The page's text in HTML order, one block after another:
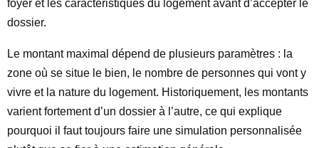
foyer et les caractéristiques du logement avant d’accepter le
dossier.
Le montant maximal dépend de plusieurs paramètres : la
zone où se situe le bien, le nombre de personnes qui vont y
vivre et la nature du logement. Historiquement, les montants
varient fortement d’un dossier à l’autre, ce qui explique
pourquoi il faut toujours faire une simulation personnalisée